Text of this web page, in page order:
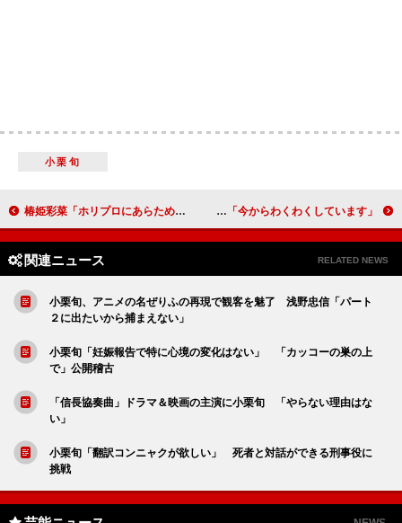
小栗旬
椿姫彩菜「ホリプロにあらためて感謝」 フリー転身後、初のＰＲイベントに出席 三谷幸喜版「オリエント急行殺人事件」が新春放送 民放ドラマ初主演の野村萬斎「今からわくわくしています」
関連ニュース RELATED NEWS
小栗旬、アニメの名ぜりふの再現で観客を魅了 浅野忠信「パート
２に出たいから捕まえない」
小栗旬「妊娠報告で特に心境の変化はない」 「カッコーの巣の上
で」公開稽古
「信長協奏曲」ドラマ＆映画の主演に小栗旬 「やらない理由はな
い」
小栗旬「翻訳コンニャクが欲しい」 死者と対話ができる刑事役に
挑戦